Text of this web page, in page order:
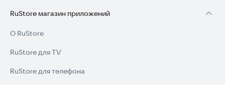
RuStore магазин приложений
О RuStore
RuStore для TV
RuStore для телефона